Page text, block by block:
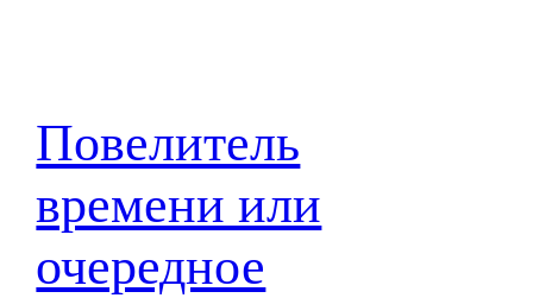
Повелитель
времени или
очередное